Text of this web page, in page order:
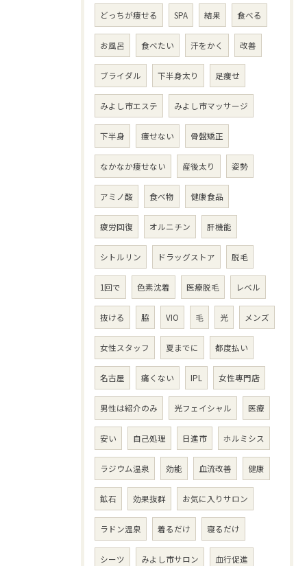
どっちが痩せる SPA 結果 食べる
お風呂 食べたい 汗をかく 改善
ブライダル 下半身太り 足痩せ
みよし市エステ みよし市マッサージ
下半身 痩せない 骨盤矯正
なかなか痩せない 産後太り 姿勢
アミノ酸 食べ物 健康食品
疲労回復 オルニチン 肝機能
シトルリン ドラッグストア 脱毛
1回で 色素沈着 医療脱毛 レベル
抜ける 脇 VIO 毛 光 メンズ
女性スタッフ 夏までに 都度払い
名古屋 痛くない IPL 女性専門店
男性は紹介のみ 光フェイシャル 医療
安い 自己処理 日進市 ホルミシス
ラジウム温泉 効能 血流改善 健康
鉱石 効果抜群 お気に入りサロン
ラドン温泉 着るだけ 寝るだけ
シーツ みよし市サロン 血行促進